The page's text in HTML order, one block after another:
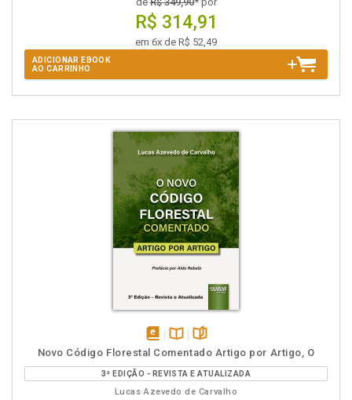
R$ 314,91
em 6x de R$ 52,49
ADICIONAR EBOOK
AO CARRINHO
disponível
em
eBook
Disponível
na
B.V.
páginas
Novo Código Florestal Comentado Artigo por Artigo, O
3ª EDIÇÃO - REVISTA E ATUALIZADA
Lucas Azevedo de Carvalho